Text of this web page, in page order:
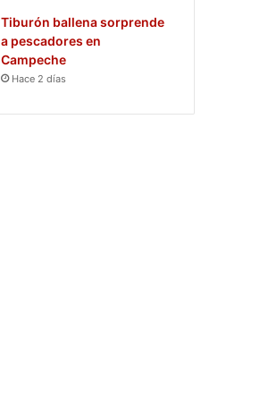
Tiburón ballena sorprende
a pescadores en
Campeche
Hace 2 días